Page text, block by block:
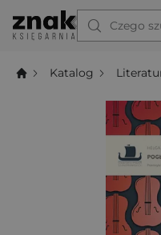
Czego
Katalog